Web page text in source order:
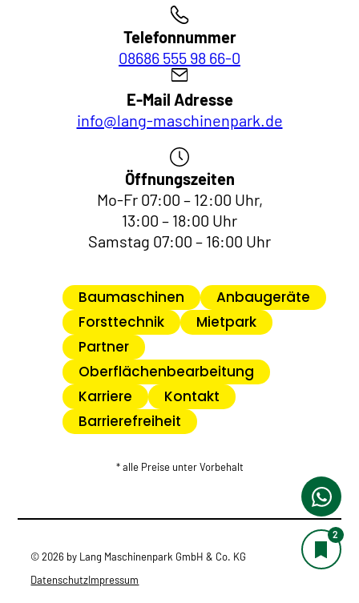
2
Telefonnummer
08686 555 98 66-0
E-Mail Adresse
info@lang-maschinenpark.de
Öffnungszeiten
Mo-Fr 07:00 – 12:00 Uhr,
13:00 – 18:00 Uhr
Samstag 07:00 – 16:00 Uhr
Baumaschinen
Anbaugeräte
Forsttechnik
Mietpark
Partner
Oberflächenbearbeitung
Karriere
Kontakt
Barrierefreiheit
* alle Preise unter Vorbehalt
© 2026 by Lang Maschinenpark GmbH & Co. KG
DatenschutzImpressum